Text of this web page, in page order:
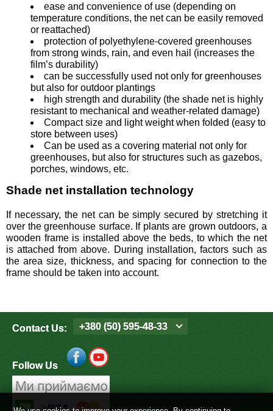
ease and convenience of use (depending on
temperature conditions, the net can be easily removed
or reattached)
protection of polyethylene-covered greenhouses
from strong winds, rain, and even hail (increases the
film’s durability)
can be successfully used not only for greenhouses
but also for outdoor plantings
high strength and durability (the shade net is highly
resistant to mechanical and weather-related damage)
Compact size and light weight when folded (easy to
store between uses)
Can be used as a covering material not only for
greenhouses, but also for structures such as gazebos,
porches, windows, etc.
Shade net installation technology
If necessary, the net can be simply secured by stretching it
over the greenhouse surface. If plants are grown outdoors, a
wooden frame is installed above the beds, to which the net
is attached from above. During installation, factors such as
the area size, thickness, and spacing for connection to the
frame should be taken into account.
Contact Us: +380 (50) 595-48-33
Follow Us